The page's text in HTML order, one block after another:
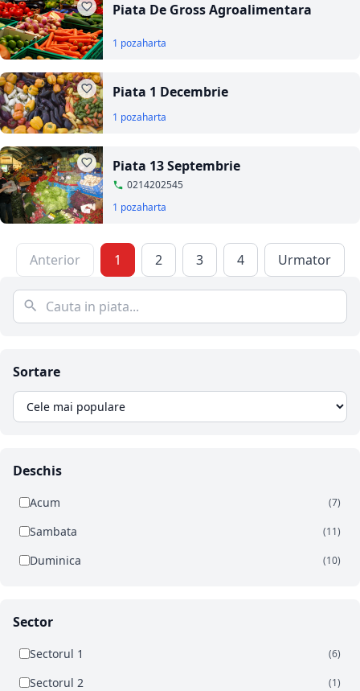
Sortare
Deschis
Acum (7)
Sambata (11)
Duminica (10)
Sector
Sectorul 1 (6)
Sectorul 2 (1)
Piata De Gross Agroalimentara
1 pozaharta
Piata 1 Decembrie
1 pozaharta
Piata 13 Septembrie
0214202545
1 pozaharta
Anterior 1 2 3 4 Urmator